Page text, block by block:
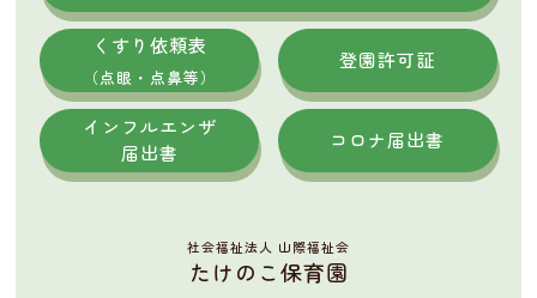
くすり依頼表
（点眼・点鼻等）
登園許可証
インフルエンザ
届出書
コロナ届出書
社会福祉法人 山際福祉会
たけのこ保育園